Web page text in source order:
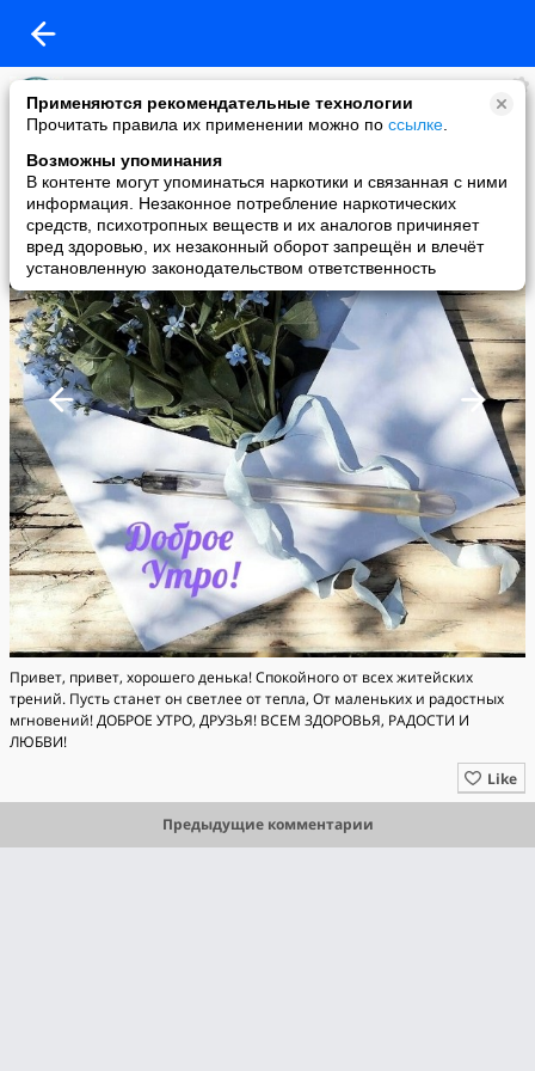
Применяются рекомендательные технологии
Прочитать правила их применении можно по ссылке
Возможны упоминания
В контенте могут упоминаться наркотики и связанная с ними
информация. Незаконное потребление наркотических
средств, психотропных веществ и их аналогов причиняет
вред здоровью, их незаконный оборот запрещён и влечёт
установленную законодательством ответственность
~ВОЛН@М@ILA~
added a photo
13 May в 06:10
Привет, привет, хорошего денька! Спокойного от всех житейских
трений. Пусть станет он светлее от тепла, От маленьких и радостных
мгновений! ДОБРОЕ УТРО, ДРУЗЬЯ! ВСЕМ ЗДОРОВЬЯ, РАДОСТИ И
ЛЮБВИ!
Like
Предыдущие комментарии